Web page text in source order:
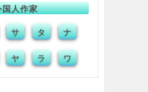
国人作家
サ タ ナ
ヤ ラ ワ